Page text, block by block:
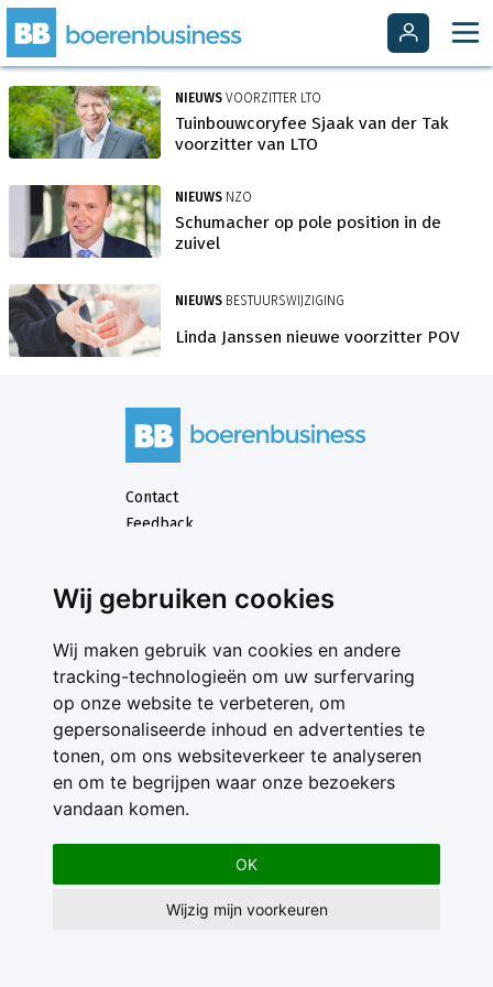
Wij gebruiken cookies
Wij maken gebruik van cookies en andere
tracking-technologieën om uw surfervaring
op onze website te verbeteren, om
gepersonaliseerde inhoud en advertenties te
tonen, om ons websiteverkeer te analyseren
en om te begrijpen waar onze bezoekers
vandaan komen.
OK
Wijzig mijn voorkeuren
NIEUWS VOORZITTER LTO
Tuinbouwcoryfee Sjaak van der Tak
voorzitter van LTO
NIEUWS NZO
Schumacher op pole position in de
zuivel
NIEUWS BESTUURSWIJZIGING
Linda Janssen nieuwe voorzitter POV
Contact
Feedback
Gebruikersvoorwaarden